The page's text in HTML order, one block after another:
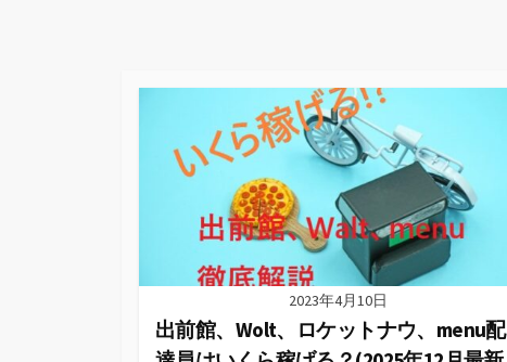
2023年4月10日
出前館、Wolt、ロケットナウ、menu配